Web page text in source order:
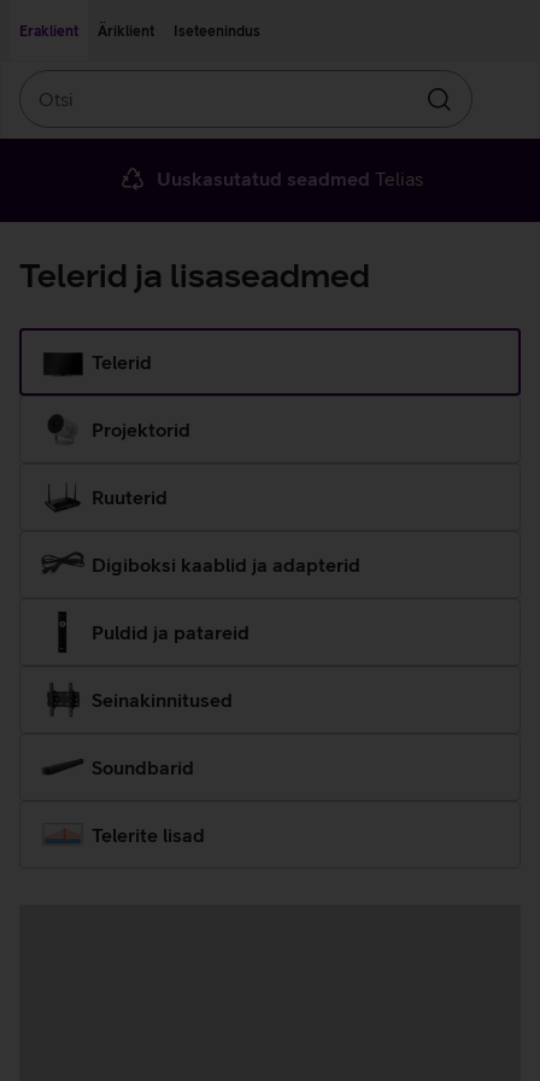
Eraklient
Äriklient Iseteenindus
Otsin
Uuskasutatud seadmed Telias
Telerid ja lisaseadmed
Telerid
Projektorid
Ruuterid
Digiboksi kaablid ja adapterid
Puldid ja patareid
Seinakinnitused
Soundbarid
Telerite lisad